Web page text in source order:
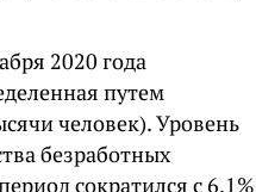
2020 года
путем
человек). Уровень
безработных
сократился с 6,1%